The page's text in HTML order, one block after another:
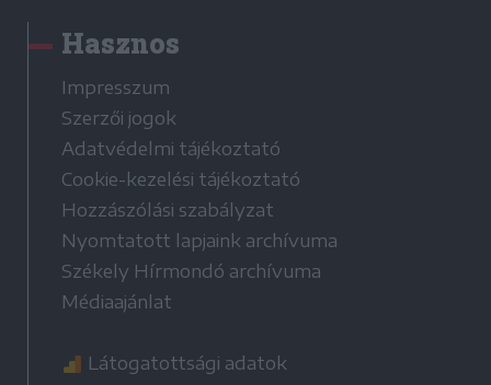
Hasznos
Impresszum
Szerzői jogok
Adatvédelmi tájékoztató
Cookie-kezelési tájékoztató
Hozzászólási szabályzat
Nyomtatott lapjaink archívuma
Székely Hírmondó archívuma
Médiaajánlat
Látogatottsági adatok